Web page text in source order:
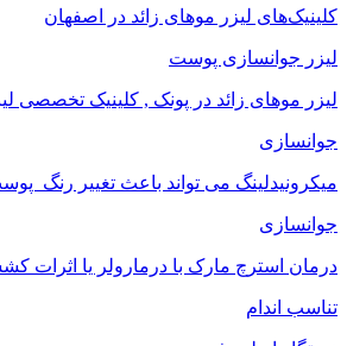
کلینیک‌های لیزر موهای زائد در اصفهان
لیزر جوانسازی پوست
لیزر موهای زائد در پونک , کلینیک تخصصی
جوانسازی
میکرونیدلینگ می تواند باعث تغییر رنگ
جوانسازی
درمان استرچ مارک با درمارولر یا اثرات
تناسب اندام